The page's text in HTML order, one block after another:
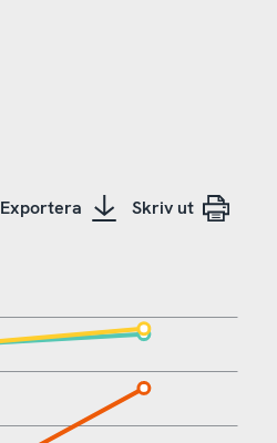
Exportera Skriv ut